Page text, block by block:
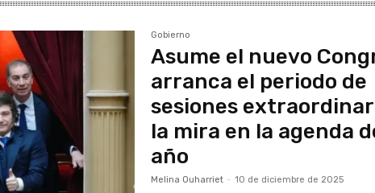
Gobierno
Asume el nuevo
arranca el periodo de
sesiones
la mira en la agenda
año
Melina Ouharriet - 10 de diciembre de 2025